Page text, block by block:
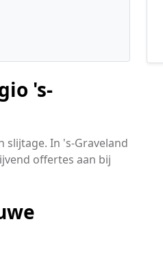
's-
slijtage. In 's-Graveland
offertes aan bij